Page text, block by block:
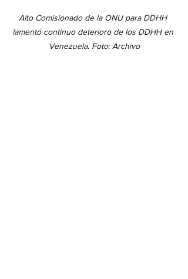
Alto Comisionado de la ONU para DDHH
lamentó continuo deterioro de los DDHH en
Venezuela. Foto: Archivo